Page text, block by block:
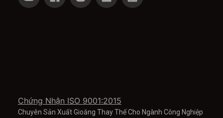
Chứng Nhận ISO 9001:2015
Chuyên Sản Xuất Gioăng Thay Thế Cho Ngành Công Nghiệp